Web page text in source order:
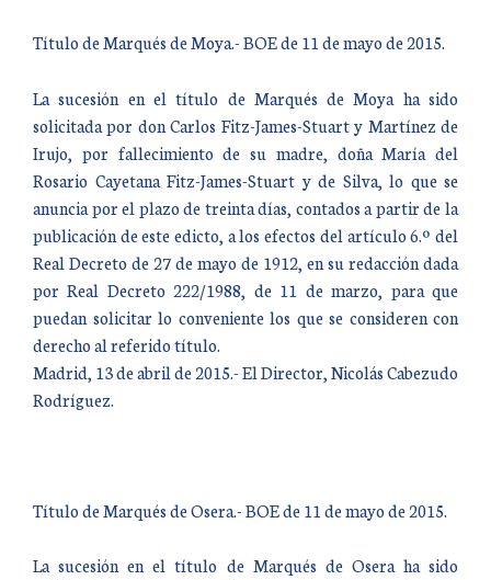
Título de Marqués de Moya.- BOE de 11 de mayo de 2015.
La sucesión en el título de Marqués de Moya ha sido
solicitada por don Carlos Fitz-James-Stuart y Martínez de
Irujo, por fallecimiento de su madre, doña María del
Rosario Cayetana Fitz-James-Stuart y de Silva, lo que se
anuncia por el plazo de treinta días, contados a partir de la
publicación de este edicto, a los efectos del artículo 6.º del
Real Decreto de 27 de mayo de 1912, en su redacción dada
por Real Decreto 222/1988, de 11 de marzo, para que
puedan solicitar lo conveniente los que se consideren con
derecho al referido título.
Madrid, 13 de abril de 2015.- El Director, Nicolás Cabezudo
Rodríguez.
Título de Marqués de Osera.- BOE de 11 de mayo de 2015.
La sucesión en el título de Marqués de Osera ha sido